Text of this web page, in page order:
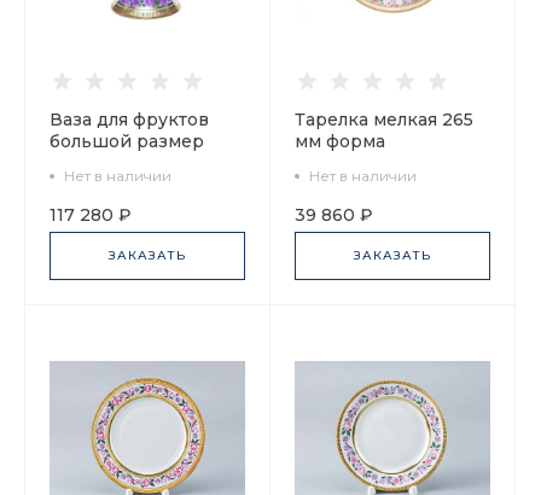
Ваза для фруктов
большой размер
рисунок
Воспоминание арт.
80.58180.00.1
Нет в наличии
117 280 ₽
ЗАКАЗАТЬ
Тарелка мелкая 265
мм форма
рисунок
Воспоминание арт.
80.58171.00.1
Нет в наличии
39 860 ₽
ЗАКАЗАТЬ